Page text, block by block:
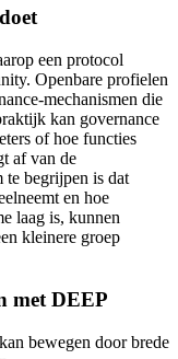
een protocol
Openbare profielen
mechanismen die
kan governance
of hoe functies
af van de
te begrijpen is dat
en hoe
laag is, kunnen
kleinere groep
met DEEP
bewegen door brede